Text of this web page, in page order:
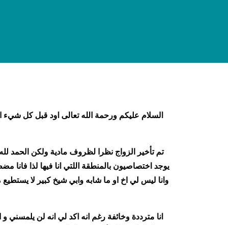
السلام عليكم ورحمة الله تعالى اود قبل كل
يوجد اختصاصيون بالمنطقة اللتي انا فيها لذا
وانا ليس لي اخ او ما شابه وابي شيخ كبير لا
انا مترددة وخائفة رغم انه اكد لي انه لن